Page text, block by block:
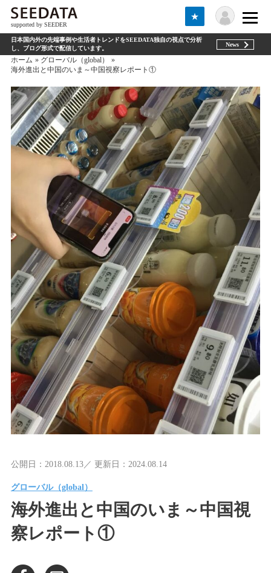
supported by SEEDER
★
日本国内外の先端事例や生活者トレンドをSEEDATA独自の視点で分析
し、ブログ形式で配信しています。
News
ホーム
グローバル（global）
海外進出と中国のいま～中国視察レポート①
公開日：2018.08.13／ 更新日：2024.08.14
グローバル（global）
海外進出と中国のいま～中国視
察レポート①